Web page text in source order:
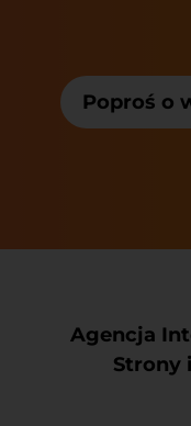
Poproś o
Agencja
Strony